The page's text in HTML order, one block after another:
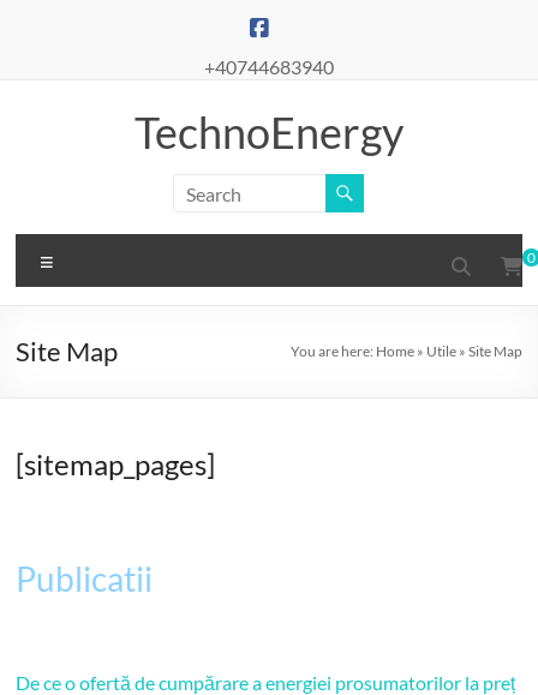
+40744683940
TechnoEnergy
0
Site Map You are here: Home» Utile» Site Map
[sitemap_pages]
Publicatii
De ce o ofertă de cumpărare a energiei prosumatorilor la preț